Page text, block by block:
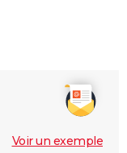
Voir un exemple